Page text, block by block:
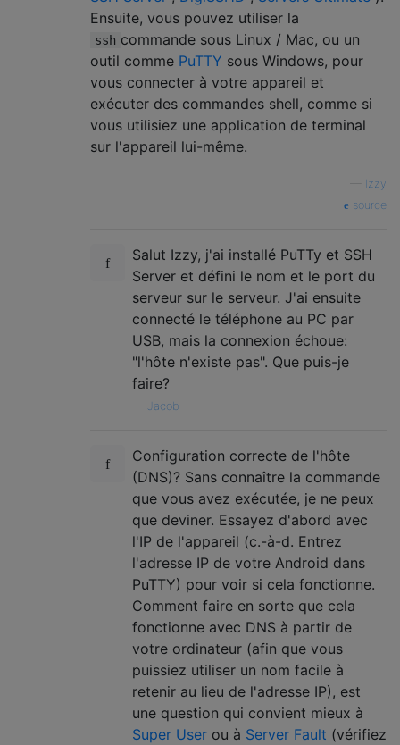
Ensuite, vous pouvez utiliser la
ssh commande sous Linux / Mac, ou un
outil comme PuTTY sous Windows, pour
vous connecter à votre appareil et
exécuter des commandes shell, comme si
vous utilisiez une application de terminal
sur l'appareil lui-même.
Izzy
source
Salut Izzy, j'ai installé PuTTy et SSH
Server et défini le nom et le port du
serveur sur le serveur. J'ai ensuite
connecté le téléphone au PC par
USB, mais la connexion échoue:
"l'hôte n'existe pas". Que puis-je
faire?
Jacob
Configuration correcte de l'hôte
(DNS)? Sans connaître la commande
que vous avez exécutée, je ne peux
que deviner. Essayez d'abord avec
l'IP de l'appareil (c.-à-d. Entrez
l'adresse IP de votre Android dans
PuTTY) pour voir si cela fonctionne.
Comment faire en sorte que cela
fonctionne avec DNS à partir de
votre ordinateur (afin que vous
puissiez utiliser un nom facile à
retenir au lieu de l'adresse IP), est
une question qui convient mieux à
Super User ou à Server Fault (vérifiez